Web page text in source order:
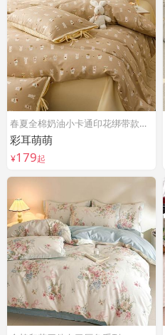
春夏全棉奶油小卡通印花绑带款四件套
彩耳萌萌
¥179起